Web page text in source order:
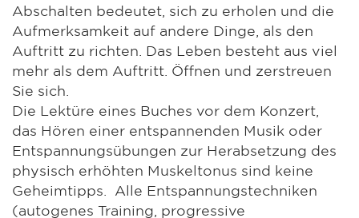
Abschalten bedeutet, sich zu erholen und die
Aufmerksamkeit auf andere Dinge, als den
Auftritt zu richten. Das Leben besteht aus viel
mehr als dem Auftritt. Öffnen und zerstreuen
Sie sich.
Die Lektüre eines Buches vor dem Konzert,
das Hören einer entspannenden Musik oder
Entspannungsübungen zur Herabsetzung des
physisch erhöhten Muskeltonus sind keine
Geheimtipps. Alle Entspannungstechniken
(autogenes Training, progressive